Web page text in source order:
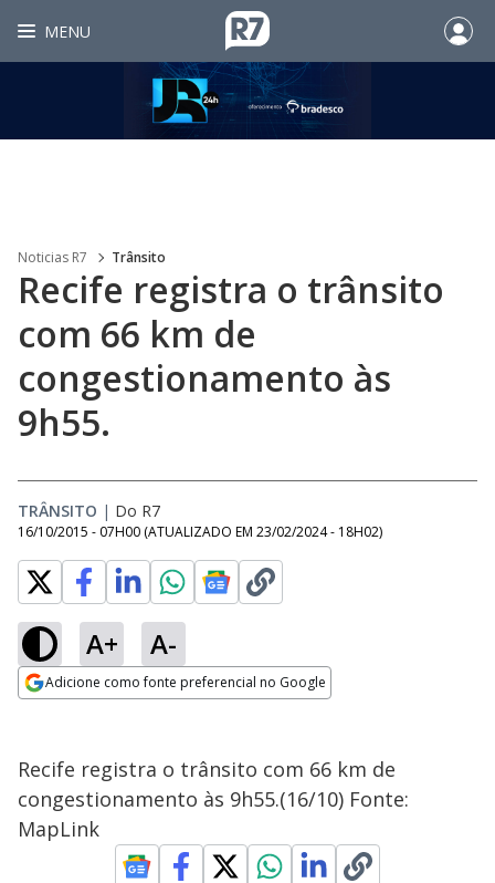
MENU
Noticias R7 Trânsito
Recife registra o trânsito
com 66 km de
congestionamento às
9h55.
TRÂNSITO | Do R7
16/10/2015 - 07H00 (ATUALIZADO EM 23/02/2024 - 18H02)
A+ A-
Adicione como fonte preferencial no Google
Recife registra o trânsito com 66 km de
congestionamento às 9h55.(16/10) Fonte:
MapLink